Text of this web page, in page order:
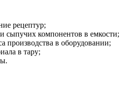
рецептур;
сыпучих компонентов в емкости;
производства в оборудовании;
в тару;